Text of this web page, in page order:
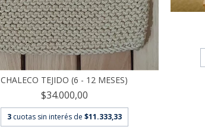
CHALECO TEJIDO (6 - 12 MESES)
$34.000,00
3 cuotas sin interés de $11.333,33